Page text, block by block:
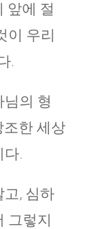
앞에 절
이 우리
.
의 형
조한 세상
다.
고, 심하
그렇지